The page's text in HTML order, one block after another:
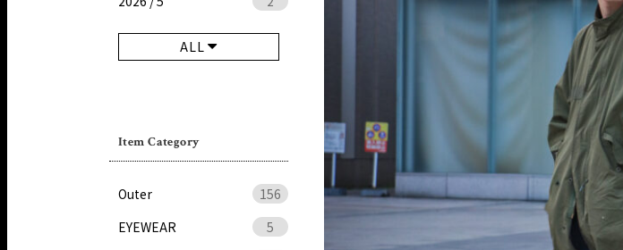
ALL
Item Category
Outer
156
EYEWEAR
5